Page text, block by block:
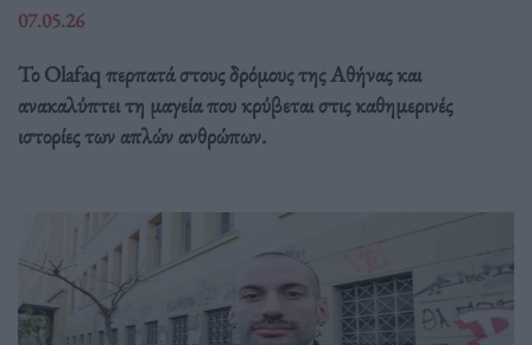
07.05.26
Το Olafaq περπατά στους δρόμους της Αθήνας και
ανακαλύπτει τη μαγεία που κρύβεται στις καθημερινές
ιστορίες των απλών ανθρώπων.